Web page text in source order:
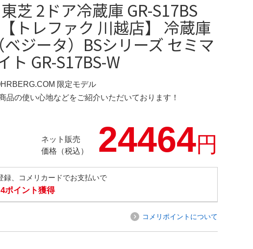
芝 2ドア冷蔵庫 GR-S17BS
トレファク 川越店】 冷蔵庫
ベジータ）BSシリーズ セミマ
ト GR-S17BS-W
限定モデル
品の使い心地などをご紹介いただいております！
ネット販売
価格（税込）
24464円
録、コメリカードでお支払いで
4ポイント獲得
コメリポイントについて